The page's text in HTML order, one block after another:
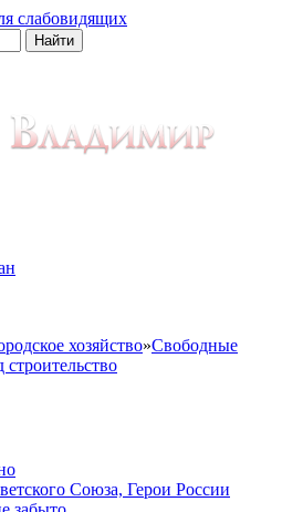
слабовидящих
хозяйство»Свободные
Союза, Герои России